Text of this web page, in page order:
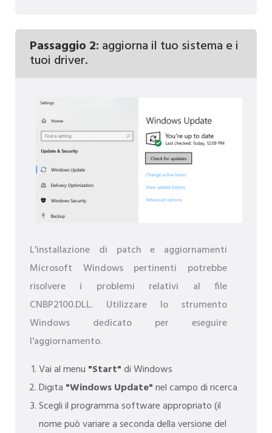
Passaggio 2: aggiorna il tuo sistema e i
tuoi driver.
L'installazione di patch e aggiornamenti
Microsoft Windows pertinenti potrebbe
risolvere i problemi relativi al file
CNBP2100.DLL. Utilizzare lo strumento
Windows dedicato per eseguire
l'aggiornamento.
Vai al menu "Start"di Windows
Digita "Windows Update"nel campo di ricerca
Scegli il programma software appropriato (il
nome può variare a seconda della versione del